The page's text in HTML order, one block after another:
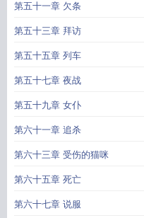
第五十一章 欠条
第五十三章 拜访
第五十五章 列车
第五十七章 夜战
第五十九章 女仆
第六十一章 追杀
第六十三章 受伤的猫咪
第六十五章 死亡
第六十七章 说服